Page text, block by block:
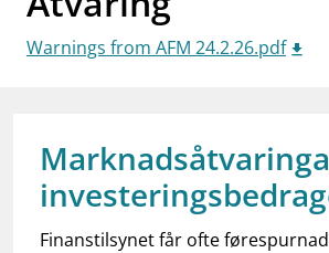
work_outlineJobb hos oss
dashboardInformasjon for investorer
Warnings from AFM 24.2.26.pdf
Finanstilsynet får ofte